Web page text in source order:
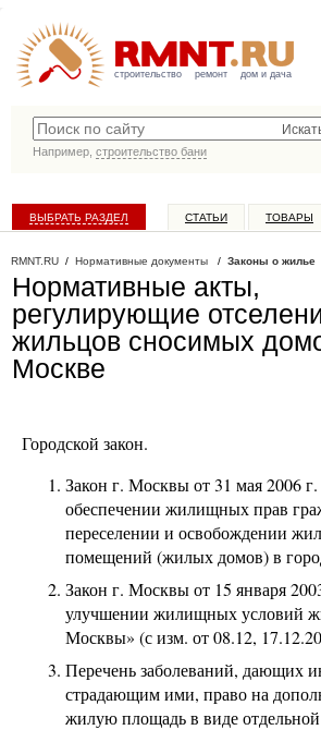
строительство ремонт дом и дача
Например, строительство бани
ВЫБРАТЬ РАЗДЕЛ СТАТЬИ ТОВАРЫ
RMNT.RU / Нормативные документы / Законы о жилье
Нормативные акты,
регулирующие
жильцов сносимых
Москве
Городской закон.
Закон г. Москвы от 31 мая 2006
обеспечении жилищных прав
переселении и освобождении
помещений (жилых домов) в
Закон г. Москвы от 15 января
улучшении жилищных условий
Москвы» (с изм. от 08.12,
Перечень заболеваний, дающих
страдающим ими, право на
жилую площадь в виде